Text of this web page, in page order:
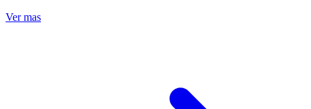
Ver mas